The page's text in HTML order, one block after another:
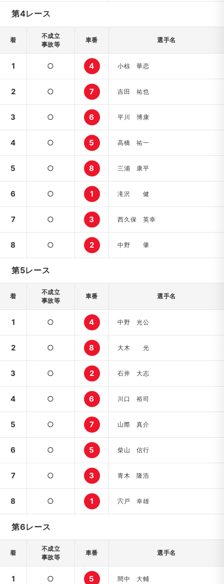
第4レース
着
不成立
事故等
車番 選手名
1 ○ 4 小椋 華恋
2 ○ 7 吉田 祐也
3 ○ 6 平川 博康
4 ○ 5 高橋 祐一
5 ○ 8 三浦 康平
6 ○ 1 滝沢 健
7 ○ 3 西久保 英幸
8 ○ 2 中野 肇
第5レース
着
不成立
事故等
車番 選手名
1 ○ 4 中野 光公
2 ○ 8 大木 光
3 ○ 2 石井 大志
4 ○ 6 川口 裕司
5 ○ 7 山際 真介
6 ○ 5 柴山 信行
7 ○ 3 青木 隆浩
8 ○ 1 宍戸 幸雄
第6レース
着
不成立
事故等
車番 選手名
1 ○ 5 間中 大輔